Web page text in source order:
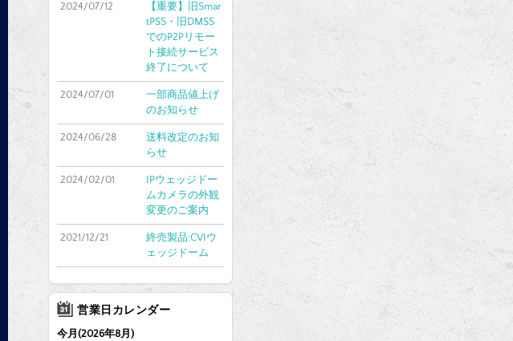
2024/07/12
【重要】旧Smar
tPSS・旧DMSS
でのP2Pリモー
ト接続サービス
終了について
2024/07/01
一部商品値上げ
のお知らせ
2024/06/28
送料改定のお知
らせ
2024/02/01
IPウェッジドー
ムカメラの外観
変更のご案内
2021/12/21
終売製品:CVIウ
ェッジドーム
営業日カレンダー
今月(2026年8月)